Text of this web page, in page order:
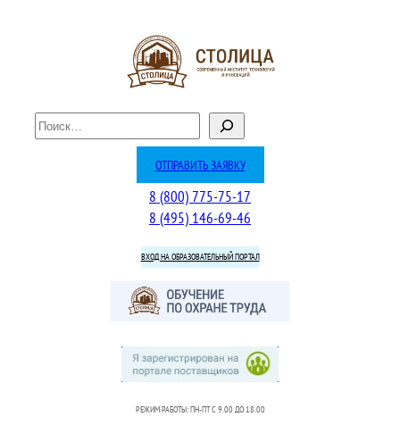
П
о
ОТПРАВИТЬ ЗАЯВКУ
8 (800) 775-75-17
8 (495) 146-69-46
ВХОД НА ОБРАЗОВАТЕЛЬНЫЙ ПОРТАЛ
РЕЖИМ РАБОТЫ: ПН-ПТ C 9.00 ДО 18.00